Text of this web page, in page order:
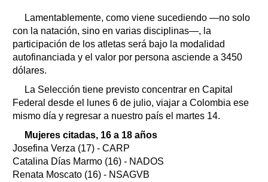
Lamentablemente, como viene sucediendo —no solo
con la natación, sino en varias disciplinas—, la
participación de los atletas será bajo la modalidad
autofinanciada y el valor por persona asciende a 3450
dólares.
La Selección tiene previsto concentrar en Capital
Federal desde el lunes 6 de julio, viajar a Colombia ese
mismo día y regresar a nuestro país el martes 14.
Mujeres citadas, 16 a 18 años
Josefina Verza (17) - CARP
Catalina Días Marmo (16) - NADOS
Renata Moscato (16) - NSAGVB